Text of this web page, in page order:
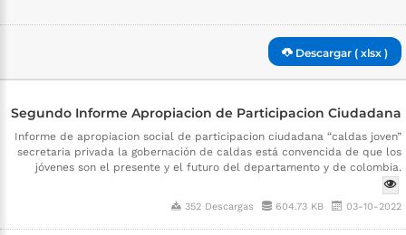
Descargar ( xlsx )
Segundo Informe Apropiacion de Participacion Ciudadana
Informe de apropiacion social de participacion ciudadana “caldas joven”
secretaria privada la gobernación de caldas está convencida de que los
jóvenes son el presente y el futuro del departamento y de colombia.
352 Descargas 604.73 KB 03-10-2022